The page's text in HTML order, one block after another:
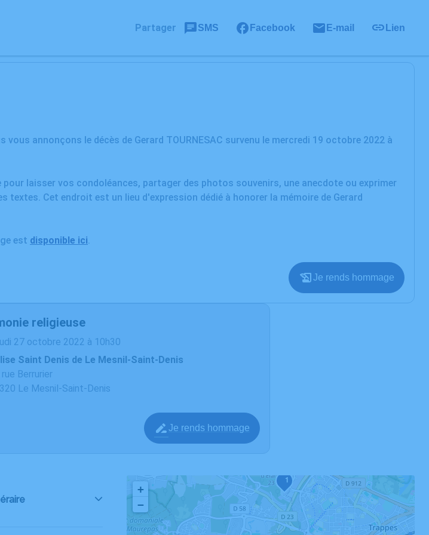
Partager SMS Facebook E-mail Lien
vous annonçons le décès de Gerard TOURNESAC survenu le mercredi 19 octobre 2022 à
laisser vos condoléances, partager des photos souvenirs, une anecdote ou exprimer
textes. Cet endroit est un lieu d'expression dédié à honorer la mémoire de Gerard
est disponible ici.
Je rends hommage
religieuse
27 octobre 2022 à 10h30
Saint Denis de Le Mesnil-Saint-Denis
rue Berrurier
Le Mesnil-Saint-Denis
Je rends hommage
1
+
−